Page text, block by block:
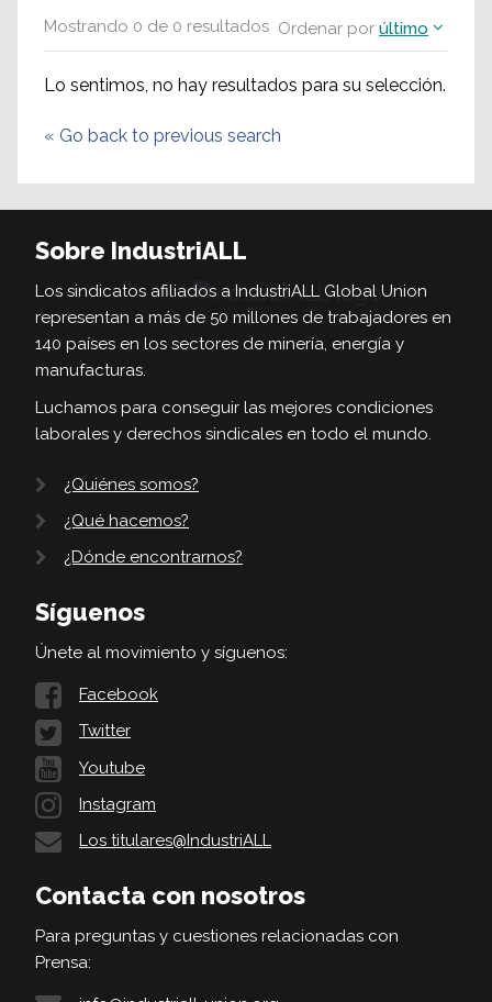
Mostrando 0 de 0 resultados Ordenar por último
Lo sentimos, no hay resultados para su selección.
« Go back to previous search
Sobre IndustriALL
Los sindicatos afiliados a IndustriALL Global Union
representan a más de 50 millones de trabajadores en
140 países en los sectores de minería, energía y
manufacturas.
Luchamos para conseguir las mejores condiciones
laborales y derechos sindicales en todo el mundo.
¿Quiénes somos?
¿Qué hacemos?
¿Dónde encontrarnos?
Síguenos
Únete al movimiento y síguenos:
Facebook
Twitter
Youtube
Instagram
Los titulares@IndustriALL
Contacta con nosotros
Para preguntas y cuestiones relacionadas con
Prensa: